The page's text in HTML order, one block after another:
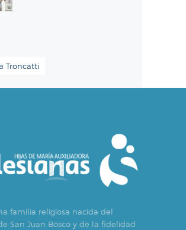
Troncatti
familia religiosa nacida del
San Juan Bosco y de la fidelidad